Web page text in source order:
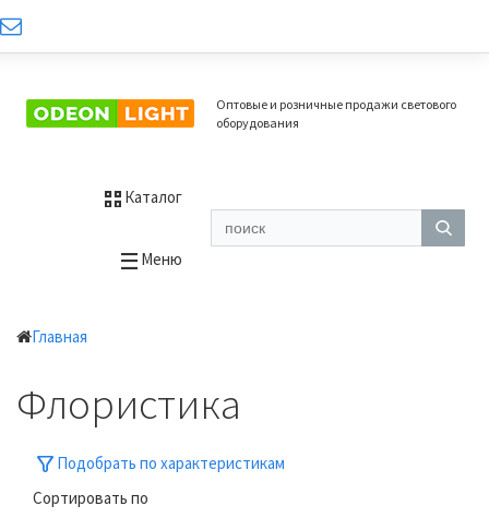
Оптовые и розничные продажи светового
оборудования
Каталог
Меню
Главная
Флористика
Подобрать по характеристикам
Сортировать по